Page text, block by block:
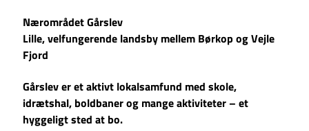
Nærområdet Gårslev
Lille, velfungerende landsby mellem Børkop og Vejle
Fjord
Gårslev er et aktivt lokalsamfund med skole,
idrætshal, boldbaner og mange aktiviteter – et
hyggeligt sted at bo.